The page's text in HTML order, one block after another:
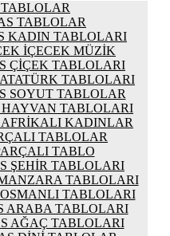
TABLOLAR
KADIN TABLOLARI
İÇECEK MÜZIK
ÇIÇEK TABLOLARI
TABLOLARI
SOYUT TABLOLAR
TABLOLARI
KADINLAR
TABLOLAR
TABLO
ŞEHIR TABLOLARI
TABLOLARI
TABLOLARI
ARABA TABLOLARI
AĞAÇ TABLOLARI